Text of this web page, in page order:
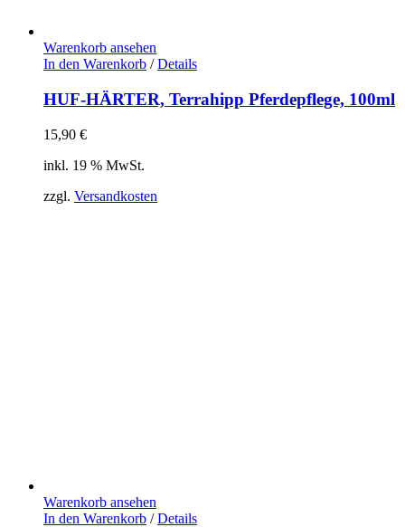
Warenkorb ansehen
In den Warenkorb / Details
HUF-HÄRTER, Terrahipp Pferdepflege, 100ml
15,90 €
inkl. 19 % MwSt.
zzgl. Versandkosten
Warenkorb ansehen
In den Warenkorb / Details